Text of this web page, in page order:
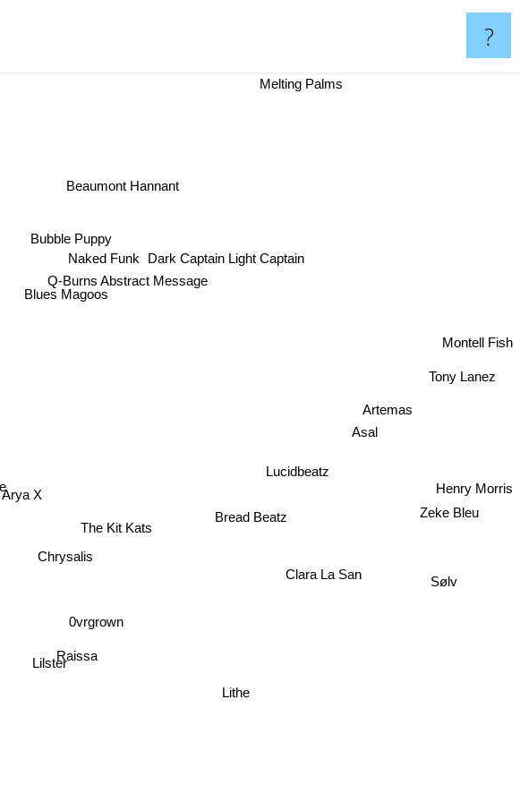
?
Arya X
Chrysalis
The Kit Kats
Lilster
Lucidbeatz
Bread Beatz
0vrgrown
Blues Magoos
Asal
Q-Burns Abstract Message
Naked Funk
Lithe
Bubble Puppy
Artemas
Dark Captain Light Captain
Clara La San
Beaumont Hannant
Zeke Bleu
Sølv
Henry Morris
Tony Lanez
Montell Fish
Melting Palms